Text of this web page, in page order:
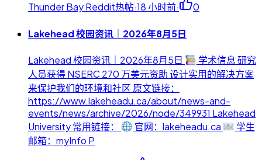
Thunder Bay Reddit热帖·18 小时前· 0
Lakehead 校园资讯｜2026年8月5日
Lakehead 校园资讯｜2026年8月5日
学术信息 研究
人员获得 NSERC 270 万美元资助 设计实用的解决方案
来保护我们的环境和社区 原文链接：
https://www.lakeheadu.ca/about/news-and-
events/news/archive/2026/node/349931 Lakehead
University 常用链接：
官网：lakeheadu.ca
学生
邮箱：myInfo P